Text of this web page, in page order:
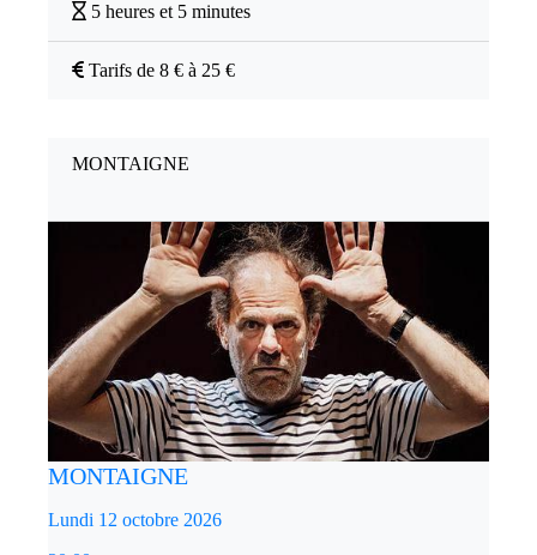
5 heures et 5 minutes
Tarifs de 8 € à 25 €
MONTAIGNE
MONTAIGNE
Lundi 12 octobre 2026